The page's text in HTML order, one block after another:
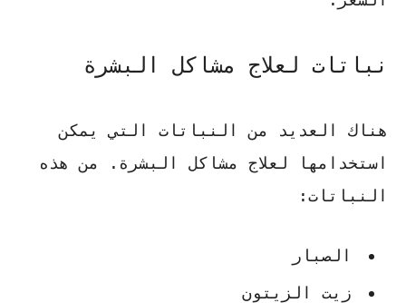
نباتات لعلاج مشاكل البشرة
هناك العديد من النباتات التي يمكن
استخدامها لعلاج مشاكل البشرة. من هذه
النباتات:
الصبار
زيت الزيتون